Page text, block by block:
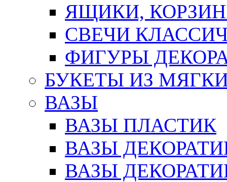
ЯЩИКИ,
СВЕЧИ
ФИГУРЫ
БУКЕТЫ ИЗ
ВАЗЫ
ВАЗЫ ПЛАСТИК
ВАЗЫ
ВАЗЫ